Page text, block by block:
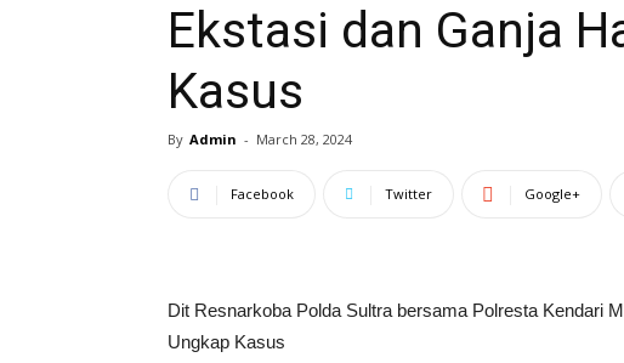
Ekstasi dan Ganja
Kasus
By Admin - March 28, 2024
Facebook Twitter Google+
Dit Resnarkoba Polda Sultra bersama Polresta Kendari
Ungkap Kasus